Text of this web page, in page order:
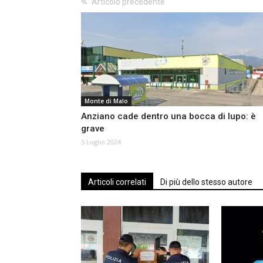
Articolo precedente
Monte di Malo
Anziano cade dentro una bocca di lupo: è
grave
5 Luglio 2024
Articoli correlati Di più dello stesso autore